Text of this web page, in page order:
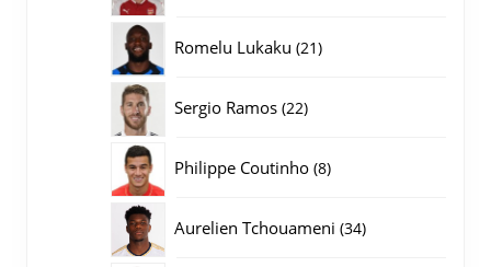
Romelu Lukaku 2121
Sergio Ramos 2222
Philippe Coutinho 88
Aurelien Tchouameni 3434